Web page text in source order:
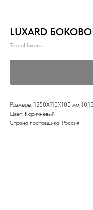
LUXARD
ТехноНиколь
Размеры: 1250Х110Х100 мм,
Цвет: Коричневый
Страна поставщика: Россия